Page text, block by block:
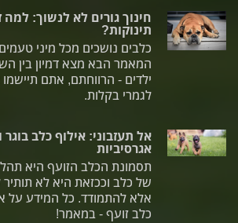
חינוך גורים לא לנשוך:
תינוקות?
כלבים נושכים מכל מיני
המאמר הבא מצא דמיון בין
ילדים - הרווחתם, אתם
לגמרי בקלות.
אל תעזבוני: אילוף כלב
אגרסיביות
תסמונת הכלב הזועף היא
של כלב וככזאת היא לא תותיר
אלא להתמודד. כל המידע על
כלב זועף - במאמר!